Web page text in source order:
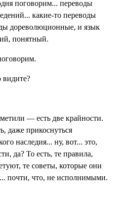
поговорим... переводы
какие-то переводы
дореволюционные, и язык
понятный.
— есть две крайности.
даже прикоснуться
наследия... ну, вот... это,
да? То есть, те правила,
те советы, которые они
почти, что, не исполнимыми.